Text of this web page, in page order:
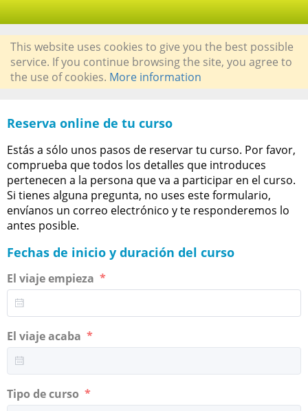
This website uses cookies to give you the best possible
service. If you continue browsing the site, you agree to
the use of cookies. More information
Reserva online de tu curso
Estás a sólo unos pasos de reservar tu curso. Por favor,
comprueba que todos los detalles que introduces
pertenecen a la persona que va a participar en el curso.
Si tienes alguna pregunta, no uses este formulario,
envíanos un correo electrónico y te responderemos lo
antes posible.
Fechas de inicio y duración del curso
El viaje empieza
El viaje acaba
Tipo de curso